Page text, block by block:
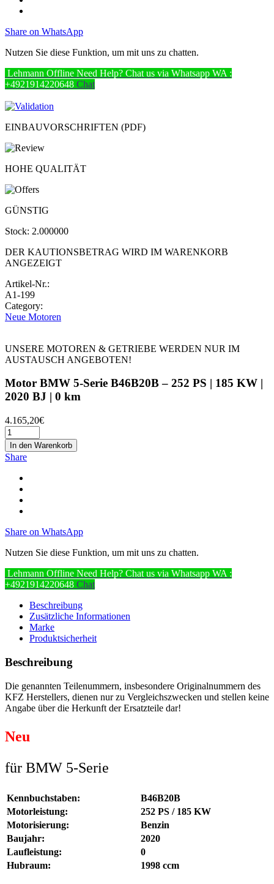
Share on WhatsApp
Nutzen Sie diese Funktion, um mit uns zu chatten.
Lehmann Offline Need Help? Chat us via Whatsapp WA :
+4921914220648 Chat
EINBAUVORSCHRIFTEN (PDF)
HOHE QUALITÄT
GÜNSTIG
Stock: 2.000000
DER KAUTIONSBETRAG WIRD IM WARENKORB
ANGEZEIGT
Artikel-Nr.:
A1-199
Category:
Neue Motoren
UNSERE MOTOREN & GETRIEBE WERDEN NUR IM
AUSTAUSCH ANGEBOTEN!
Motor BMW 5-Serie B46B20B – 252 PS | 185 KW |
2020 BJ | 0 km
4.165,20€
In den Warenkorb
Share
Share on WhatsApp
Nutzen Sie diese Funktion, um mit uns zu chatten.
Lehmann Offline Need Help? Chat us via Whatsapp WA :
+4921914220648 Chat
Beschreibung
Zusätzliche Informationen
Marke
Produktsicherheit
Beschreibung
Die genannten Teilenummern, insbesondere Originalnummern des
KFZ Herstellers, dienen nur zu Vergleichszwecken und stellen keine
Angabe über die Herkunft der Ersatzteile dar!
Neu
für BMW 5-Serie
Kennbuchstaben:
B46B20B
Motorleistung:
252 PS / 185 KW
Motorisierung:
Benzin
Baujahr:
2020
Laufleistung:
0
Hubraum:
1998 ccm